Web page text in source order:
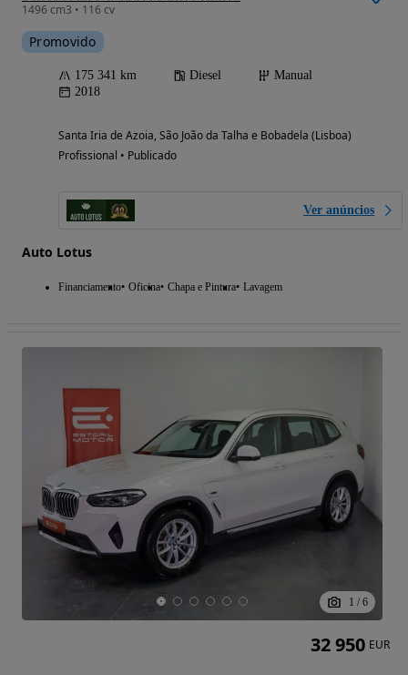
1496 cm3 • 116 cv
Promovido
175 341 km Diesel
Manual
2018
Santa Iria de Azoia, São João da Talha e Bobadela (Lisboa)
Profissional • Publicado
Ver anúncios
Auto Lotus
Financiamento Oficina Chapa e Pintura Lavagem
1 / 6
32 950 EUR